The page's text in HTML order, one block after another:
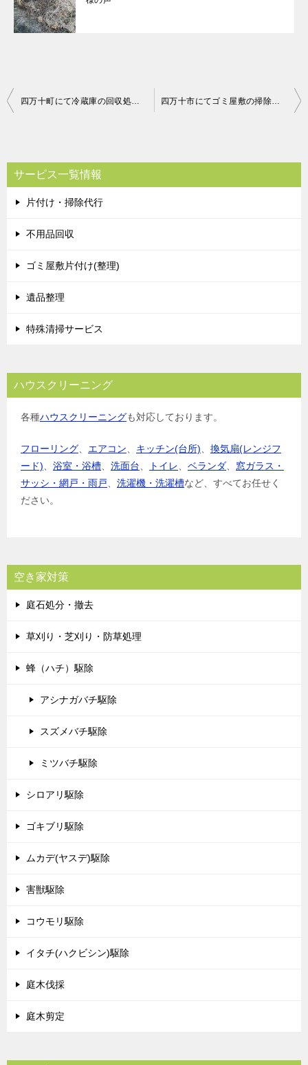
投
ビ
ゲ
ー
シ
サービス一覧情報
片付け・掃除代行
不用品回収
ゴミ屋敷片付け(整理)
遺品整理
特殊清掃サービス
ハウスクリーニング
各種ハウスクリーニングも対応しております。
フローリング エアコン キッチン(台所)
換気扇(レンジフ
ード)
浴室・浴槽 洗面台 トイレ ベランダ
窓ガラス・
サッシ・網戸・雨戸
洗濯機・洗濯槽など、すべてお任せく
ださい。
空き家対策
庭石処分・撤去
草刈り・芝刈り・防草処理
蜂（ハチ）駆除
アシナガバチ駆除
スズメバチ駆除
ミツバチ駆除
シロアリ駆除
ゴキブリ駆除
ムカデ(ヤスデ)駆除
害獣駆除
コウモリ駆除
イタチ(ハクビシン)駆除
庭木伐採
庭木剪定